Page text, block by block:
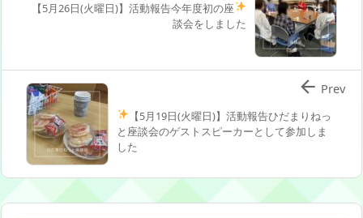
【5月26日(火曜日)】活動報告今年度初の座
談会をしました
【5月19日(火曜日)】活動報告ひだまりねっ
と座談会のゲストスピーカーとして参加しま
した
 Prev